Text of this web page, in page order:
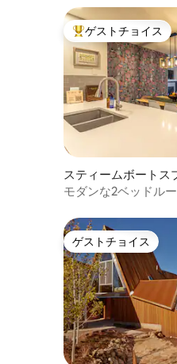
続できます。 ケー
います。 この家はスティームボートスプ
リングスの中心部に
ーバス路線がある
す。 地元の温泉に
り、冬にはスキーに
の食事を楽しみましょう。 無
ーバスの路線は道の
ー場へは青いバス
ります。 建物の敷
駐車場が2台分あります。 バス
ンクは次のとおりで
夏のルートと冬のル
大好評のゲストチョ
ゲストチョイス
スティームボートス
コンドミニアム
モダンな2ベッドル
まで徒歩/乗車
ゲストチョイス
ゲストチョイス